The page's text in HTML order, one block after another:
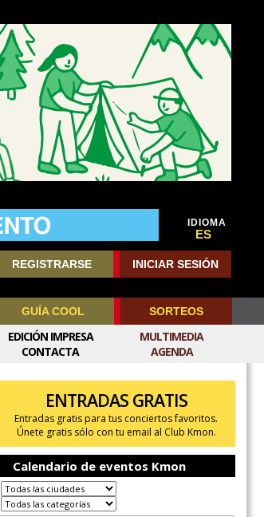
IDIOMA
ES
REGISTRARSE INICIAR SESIÓN
GUÍA COOL SORTEOS
MULTIMEDIA
AGENDA
EDICIÓN IMPRESA
CONTACTA
ENTRADAS GRATIS
Entradas gratis para tus conciertos favoritos.
Únete gratis sólo con tu email al Club Kmon.
Calendario de eventos Kmon